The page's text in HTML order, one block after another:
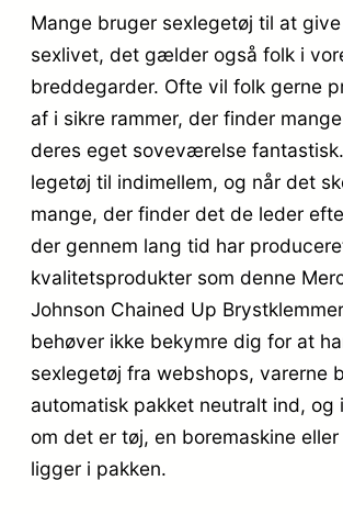
Mange bruger sexlegetøj til at
sexlivet, det gælder også folk i
breddegarder. Ofte vil folk gerne
af i sikre rammer, der finder
deres eget soveværelse
legetøj til indimellem, og når det
mange, der finder det de leder
der gennem lang tid har
kvalitetsprodukter som denne
Johnson Chained Up
behøver ikke bekymre dig for at
sexlegetøj fra webshops, varerne
automatisk pakket neutralt ind, og
om det er tøj, en boremaskine
ligger i pakken.